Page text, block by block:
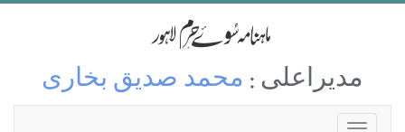
مدیراعلی : محمد صدیق بخاری